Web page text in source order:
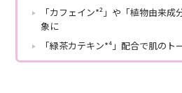
「カフェイン*²」や「植物由来
象に
「緑茶カテキン*⁴」配合で肌のト